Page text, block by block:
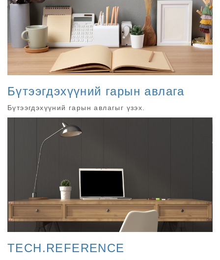
Бүтээгдэхүүний гарын авлага
Бүтээгдэхүүний гарын авлагыг үзэх.
TECH.REFERENCE